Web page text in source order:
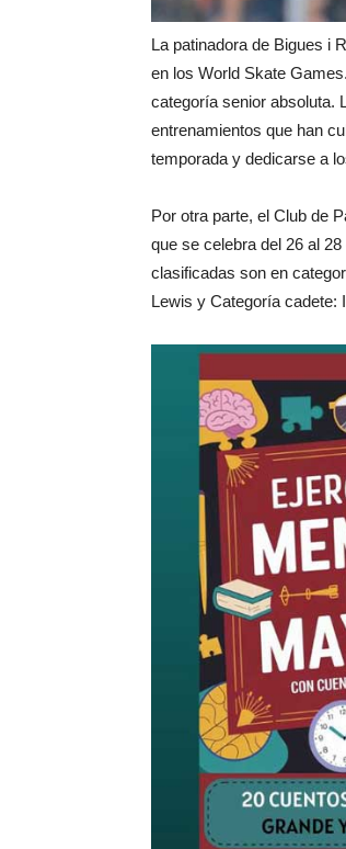
La patinadora de Bigues i
en los World Skate
categoría senior absoluta.
entrenamientos que han
temporada y dedicarse a
Por otra parte, el Club de
que se celebra del 26 al
clasificadas son en
Lewis y Categoría cadete: